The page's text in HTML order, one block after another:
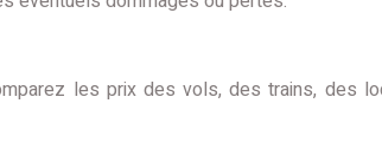
les prix des vols, des trains, des